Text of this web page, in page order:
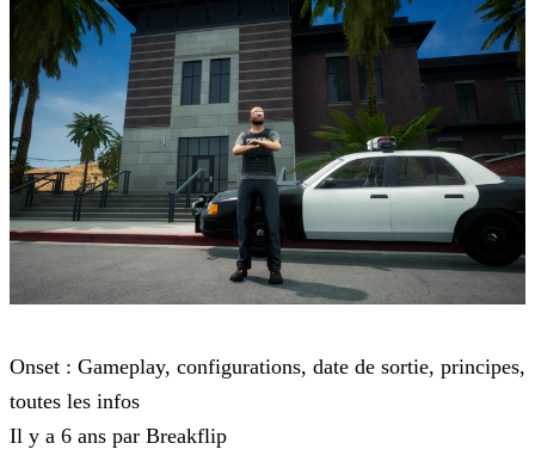
Onset : Gameplay, configurations, date de sortie, principes,
toutes les infos
Il y a 6 ans par Breakflip